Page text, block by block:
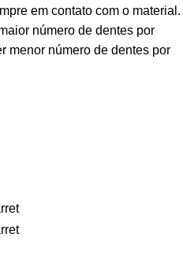
em contato com o material.
número de dentes por
menor número de dentes por